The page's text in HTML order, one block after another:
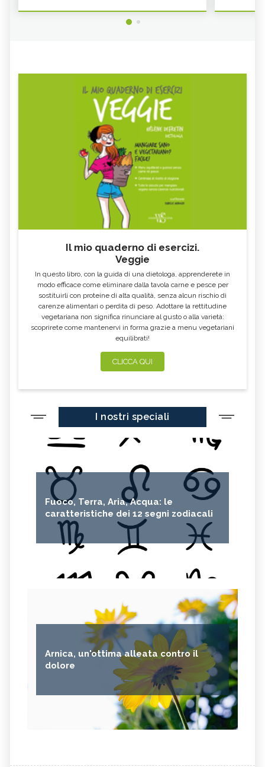
Il mio quaderno di esercizi.
Veggie
In questo libro, con la guida di una dietologa, apprenderete in
modo efficace come eliminare dalla tavola carne e pesce per
sostituirli con proteine di alta qualità, senza alcun rischio di
carenze alimentari o perdita di peso. Adottare la rettitudine
vegetariana non significa rinunciare al gusto o alla varietà:
scoprirete come mantenervi in forma grazie a menu vegetariani
equilibrati!
CLICCA QUI
I nostri speciali
Fuoco, Terra, Aria, Acqua: le
caratteristiche dei 12 segni zodiacali
Arnica, un'ottima alleata contro il
dolore